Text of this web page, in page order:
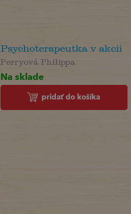
Psychoterapeutka v akcii
Perryová Philippa
Na sklade
pridať do košíka